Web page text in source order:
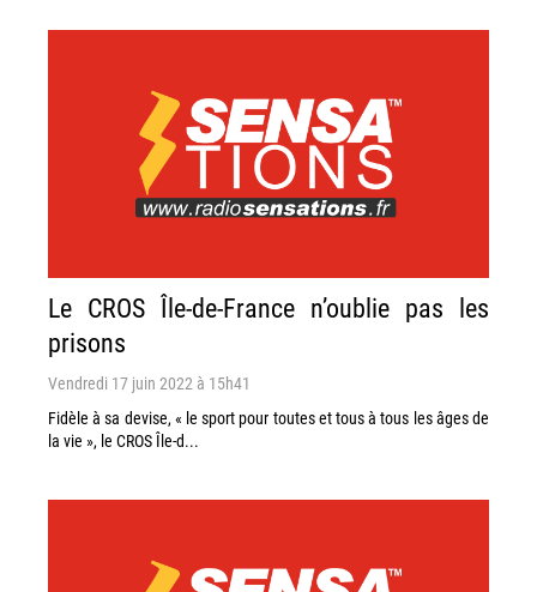
Le CROS Île-de-France n’oublie pas les
prisons
Vendredi 17 juin 2022 à 15h41
Fidèle à sa devise, « le sport pour toutes et tous à tous les âges de
la vie », le CROS Île-d...